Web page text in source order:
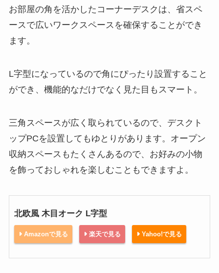
お部屋の角を活かしたコーナーデスクは、省スペ
ースで広いワークスペースを確保することができ
ます。
L字型になっているので角にぴったり設置すること
ができ、機能的なだけでなく見た目もスマート。
三角スペースが広く取られているので、デスクト
ップPCを設置してもゆとりがあります。オープン
収納スペースもたくさんあるので、お好みの小物
を飾っておしゃれを楽しむこともできますよ。
北欧風 木目オーク L字型
Amazonで見る 楽天で見る Yahoo!で見る